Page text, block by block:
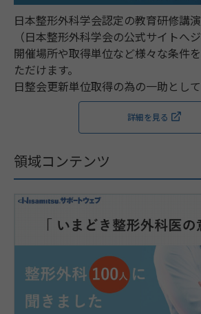
日本整形外科学会認定の教育研修講
（日本整形外科学会の公式サイトへ
開催場所や取得単位など様々な条件
ただけます。
日整会更新単位取得の為の一助とし
詳細を見る
領域コンテンツ